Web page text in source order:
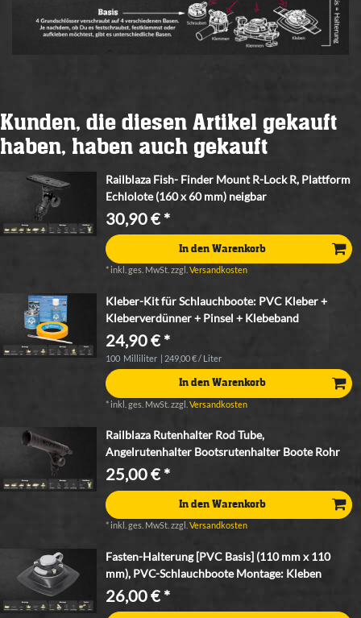
Kunden, die diesen Artikel gekauft
haben, haben auch gekauft
Railblaza Fish- Finder Mount R-Lock R, Plattform
Echlolote (160 x 60 mm) neigbar
30,90 € *
In den Warenkorb
* inkl. ges. MwSt. zzgl.Versandkosten
Kleber-Kit für Schlauchboote: PVC Kleber +
Kleberverdünner + Pinsel + Klebeband
24,90 € *
100 Milliliter | 249,00 € / Liter
In den Warenkorb
* inkl. ges. MwSt. zzgl.Versandkosten
Railblaza Rutenhalter Rod Tube,
Angelrutenhalter Bootsrutenhalter Boote Rohr
25,00 € *
In den Warenkorb
* inkl. ges. MwSt. zzgl.Versandkosten
Fasten-Halterung [PVC Basis] (110 mm x 110
mm), PVC-Schlauchboote Montage: Kleben
26,00 € *